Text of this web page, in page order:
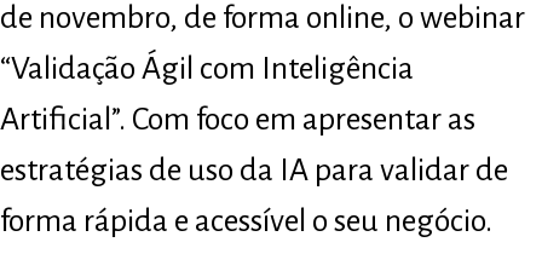
de novembro, de forma online, o webinar
“Validação Ágil com Inteligência
Artificial”. Com foco em apresentar as
estratégias de uso da IA para validar de
forma rápida e acessível o seu negócio.